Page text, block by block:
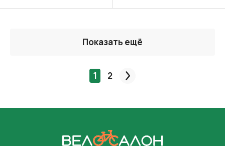
Показать ещё
1 2 След.